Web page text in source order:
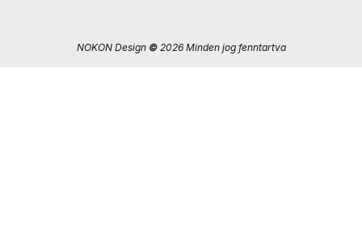
NOKON Design ©2026 Minden jog fenntartva